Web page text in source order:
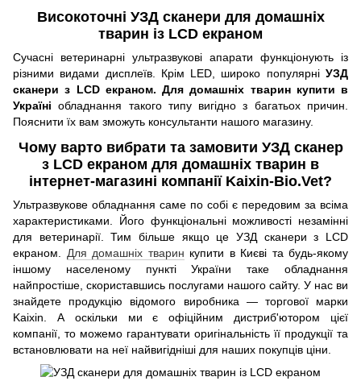
Високоточні УЗД сканери для домашніх
тварин із LCD екраном
Сучасні ветеринарні ультразвукові апарати функціонують із
різними видами дисплеїв. Крім LED, широко популярні УЗД
сканери з LCD екраном. Для домашніх тварин купити в
Україні обладнання такого типу вигідно з багатьох причин.
Пояснити їх вам зможуть консультанти нашого магазину.
Чому варто вибрати та замовити УЗД сканер
з LCD екраном для домашніх тварин в
інтернет-магазині компанії Kaixin-Bio.Vet?
Ультразвукове обладнання саме по собі є передовим за всіма
характеристиками. Його функціональні можливості незамінні
для ветеринарії. Тим більше якщо це УЗД сканери з LCD
екраном. Для домашніх тварин купити в Києві та будь-якому
іншому населеному пункті України таке обладнання
найпростіше, скориставшись послугами нашого сайту. У нас ви
знайдете продукцію відомого виробника — торгової марки
Kaixin. А оскільки ми є офіційним дистриб'ютором цієї
компанії, то можемо гарантувати оригінальність її продукції та
встановлювати на неї найвигідніші для наших покупців ціни.